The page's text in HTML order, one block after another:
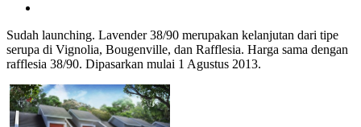
Sudah launching. Lavender 38/90 merupakan kelanjutan dari tipe
serupa di Vignolia, Bougenville, dan Rafflesia. Harga sama dengan
rafflesia 38/90. Dipasarkan mulai 1 Agustus 2013.